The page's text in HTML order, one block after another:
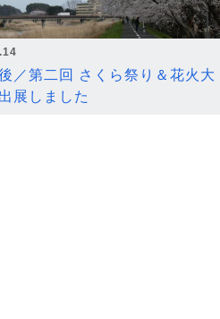
／第二回 さくら祭り＆花火大
展しました